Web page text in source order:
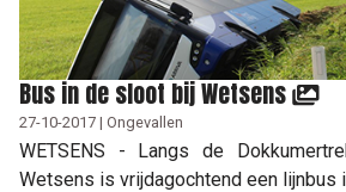
Bus in de sloot bij Wetsens
27-10-2017 | Ongevallen
WETSENS - Langs de
Wetsens is vrijdagochtend een lijnbus